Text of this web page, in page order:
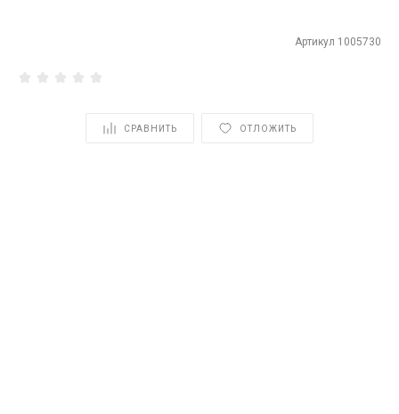
Артикул 1005730
СРАВНИТЬ ОТЛОЖИТЬ